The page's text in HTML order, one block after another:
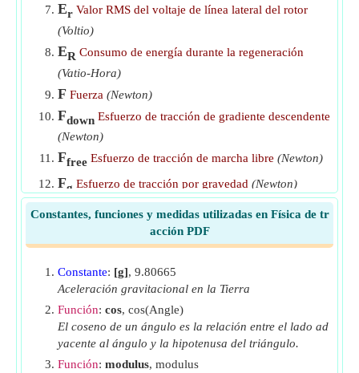
transmisión de engranajes
Er Valor RMS del voltaje de línea lateral del rotor
(Voltio)
ER Consumo de energía durante la regeneración
(Vatio-Hora)
F Fuerza (Newton)
Fdown Esfuerzo de tracción de gradiente descendente
(Newton)
Ffree Esfuerzo de tracción de marcha libre (Newton)
Fg Esfuerzo de tracción por gravedad (Newton)
F og
La gravedad supera el esfuerzo de tracción
F
Resistencia Superar Esfuerzo de Tracción
(Newton)
Fpin Esfuerzo de tracción del borde del piñón
(Newton)
Ft Esfuerzo de tracción
Ftrain Esfuerzo de tracción del tren
Constantes, funciones y medidas utilizadas en Física de tr
acción PDF
Constante: [g], 9.80665
Aceleración gravitacional en la Tierra
Función: cos, cos(Angle)
El coseno de un ángulo es la relación entre el lado ad
yacente al ángulo y la hipotenusa del triángulo.
Función: modulus, modulus